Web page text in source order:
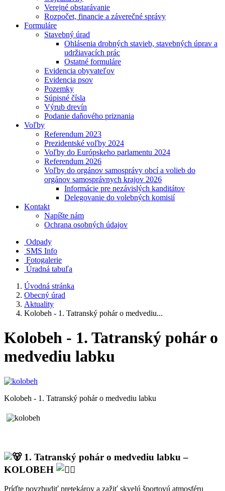
Verejné obstarávanie
Rozpočet, financie a záverečné správy
Formuláre
Stavebný úrad
Ohlásenia drobných stavieb, stavebných úprav a
udržiavacích prác
Ostatné formuláre
Evidencia obyvateľov
Evidencia psov
Pozemky
Súpisné čísla
Výrub drevín
Podanie daňového priznania
Voľby
Referendum 2023
Prezidentské voľby 2024
Voľby do Európskeho parlamentu 2024
Referendum 2026
Voľby do orgánov samosprávy obcí a volieb do
orgánov samosprávnych krajov 2026
Informácie pre nezávislých kanditátov
Delegovanie do volebných komisií
Kontakt
Napíšte nám
Ochrana osobných údajov
Odpady
SMS Info
Fotogalerie
Úradná tabuľa
Úvodná stránka
Obecný úrad
Aktuality
Kolobeh - 1. Tatranský pohár o medvediu...
Kolobeh - 1. Tatranský pohár o
medvediu labku
Kolobeh - 1. Tatranský pohár o medvediu labku
1. Tatranský pohár o medvediu labku –
KOLOBEH
Príďte povzbudiť pretekárov a zažiť skvelú športovú atmosféru